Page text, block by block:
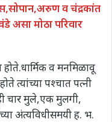
व चंद्रकांत
असा मोठा परिवार
व मनमिळावू
त्यांच्या पश्चात पत्नी
चार मुले,एक मुलगी,
अंत्यविधीसमयी ह. भ.